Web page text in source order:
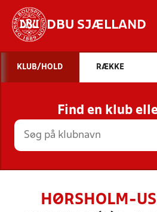
DBU SJÆLLAND
STILLINGER,
HOLD
KLUB/HOLD RÆKKE
Find en klub
HØRSHOLM-